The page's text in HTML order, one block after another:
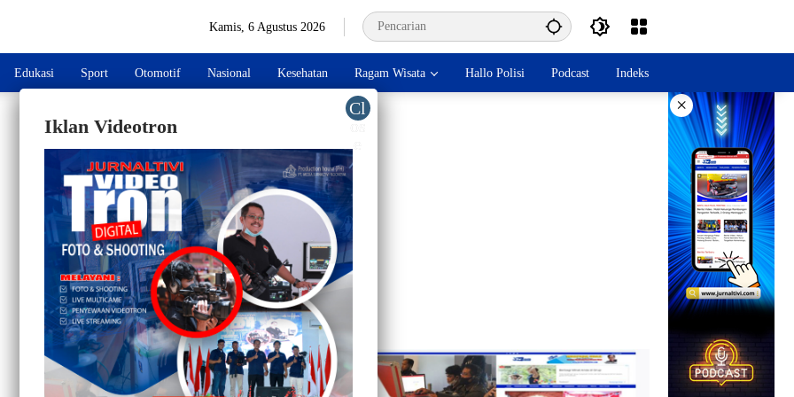
Kamis, 6 Agustus 2026
Edukasi Sport Otomotif Nasional Kesehatan Ragam Wisata Hallo Polisi Podcast Indeks
×
Iklan Videotron